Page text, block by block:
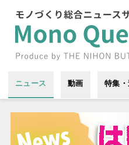
ニュース 動画 特集